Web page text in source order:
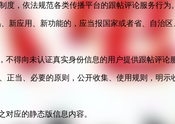
度，依法规范各类传播平台的跟帖评论服务行为
新应用、新功能的，应当报国家或者省、自治
不得向未认证真实身份信息的用户提供跟帖评论
正当、必要的原则，公开收集、使用规则，明
对应的静态版信息内容。